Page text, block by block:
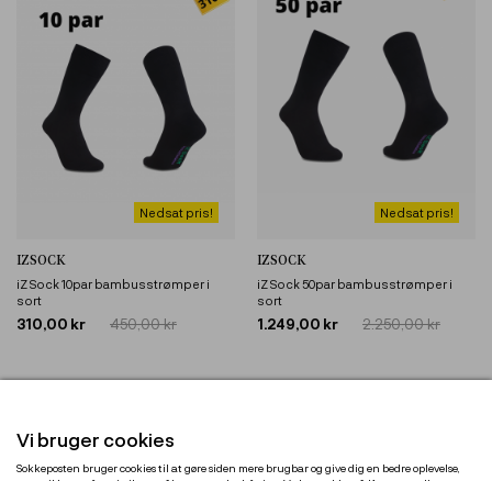
Nedsat pris!
IZSOCK
iZ Sock 10par bambusstrømper i
sort
310,00 kr 450,00 kr
Nedsat pris!
IZSOCK
iZ Sock 50par bambusstrømper i
sort
1.249,00 kr 2.250,00 kr
Vi bruger cookies
Sokkeposten bruger cookies til at gøre siden mere brugbar og give dig en bedre oplevelse,